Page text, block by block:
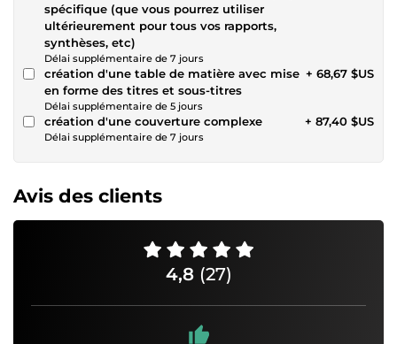
spécifique (que vous pourrez utiliser
ultérieurement pour tous vos rapports,
synthèses, etc)
Délai supplémentaire de 7 jours
création d'une table de matière avec mise
en forme des titres et sous-titres
Délai supplémentaire de 5 jours
+ 68,67 $US
création d'une couverture complexe
Délai supplémentaire de 7 jours
+ 87,40 $US
Avis des clients
4,8 (27)